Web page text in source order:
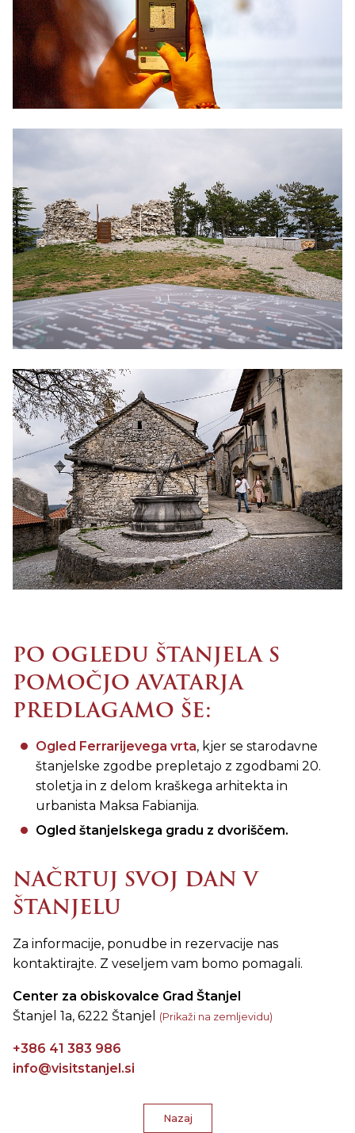
PO OGLEDU ŠTANJELA S
POMOČJO AVATARJA
PREDLAGAMO ŠE:
Ogled Ferrarijevega vrta, kjer se starodavne
štanjelske zgodbe prepletajo z zgodbami 20.
stoletja in z delom kraškega arhitekta in
urbanista Maksa Fabianija.
Ogled štanjelskega gradu z dvoriščem.
NAČRTUJ SVOJ DAN V
ŠTANJELU
Za informacije, ponudbe in rezervacije nas
kontaktirajte. Z veseljem vam bomo pomagali.
Center za obiskovalce Grad Štanjel
Štanjel 1a, 6222 Štanjel
(Prikaži na zemljevidu)
+386 41 383 986
info@visitstanjel.si
Nazaj